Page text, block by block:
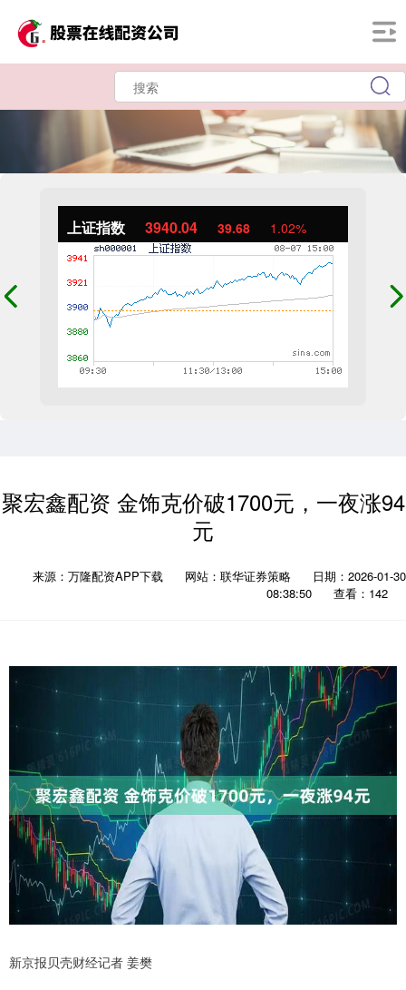
上证指数 3940.04 39.68 1.02%
聚宏鑫配资 金饰克价破1700元，一夜涨94
元
来源：万隆配资APP下载 网站：联华证券策略
日期：2026-01-30
08:38:50
查看：142
新京报贝壳财经记者 姜樊